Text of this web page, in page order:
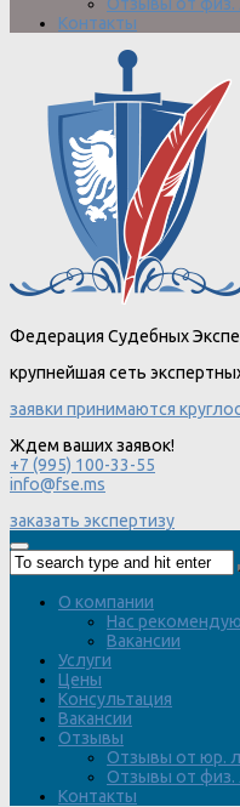
Отзывы от физ.
Контакты
Федерация Судебных
крупнейшая сеть
заявки принимаются
Ждем ваших заявок!
+7 (995) 100-33-55
info@fse.ms
заказать экспертизу
О компании
Нас
Вакансии
Услуги
Цены
Консультация
Вакансии
Отзывы
Отзывы от юр.
Отзывы от физ.
Контакты